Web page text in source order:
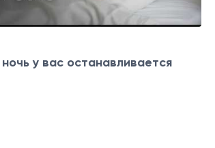
у вас останавливается